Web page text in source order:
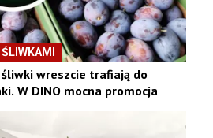
wreszcie trafiają do
W DINO mocna promocja